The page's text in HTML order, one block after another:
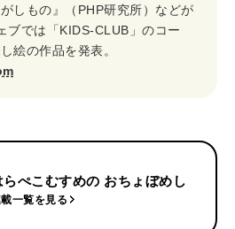
しもの』（PHP研究所）などが
ブでは「KIDS-CLUB」のコー
絵の作品を発表。
らぺこむすめの おちょぼめし
一覧を見る